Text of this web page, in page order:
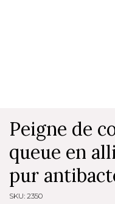
Peigne de
queue en
pur
SKU: 2350